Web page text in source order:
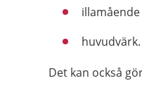
illamående
huvudvärk.
Det kan också